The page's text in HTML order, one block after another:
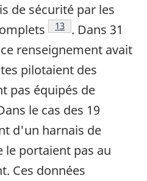
de sécurité par les
Note de bas de page
13 . Dans 31
renseignement avait
pilotaient des
pas équipés de
le cas des 19
d'un harnais de
le portaient pas au
Ces données